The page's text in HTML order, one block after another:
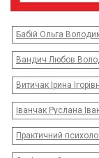
Бабій Ольга
Вандич Любов
Витичак Ірина
Іванчак Руслана
Практичний